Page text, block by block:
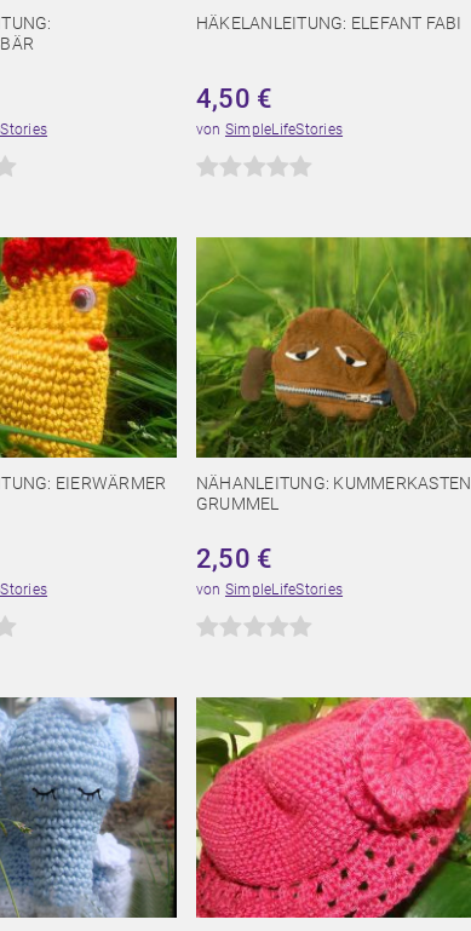
HÄKELANLEITUNG: ELEFANT FABI
4,50 €
von SimpleLifeStories
EIERWÄRMER
NÄHANLEITUNG: KUMMERKASTEN
GRUMMEL
2,50 €
von SimpleLifeStories